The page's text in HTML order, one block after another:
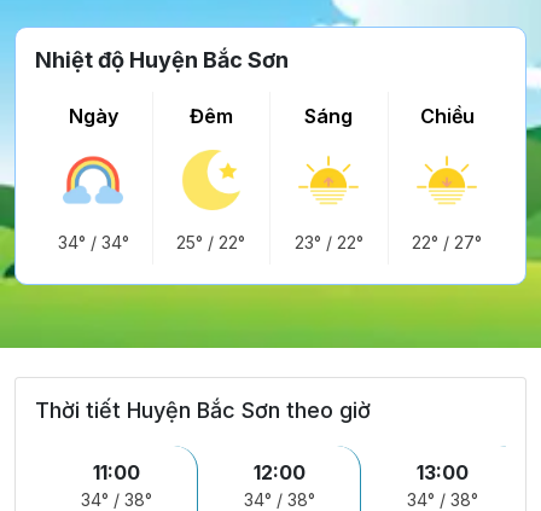
Nhiệt độ Huyện Bắc Sơn
Ngày
34° / 34°
Đêm
25° /22°
Sáng
23° / 22°
Chiều
22° /27°
Thời tiết Huyện Bắc Sơn theo giờ
11:00
34° / 38°
12:00
34° / 38°
13:00
34° / 38°